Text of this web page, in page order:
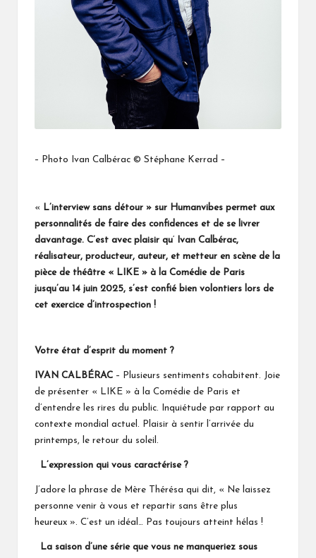
– Photo Ivan Calbérac © Stéphane Kerrad –
«
L’interview sans détour » sur Humanvibes permet aux
personnalités de faire des confidences et de se livrer
davantage. C’est avec plaisir qu
Ivan Calbérac,
réalisateur, producteur, auteur, et metteur en scène de la
pièce de théâtre « LIKE » à la Comédie de Paris
jusqu’au 14 juin 2025, s’est confié bien volontiers lors de
cet exercice d’introspection !
Votre état d’esprit du moment ?
IVAN CALBÉRAC – Plusieurs sentiments cohabitent. Joie
de présenter « LIKE » à la Comédie de Paris et
d’entendre les rires du public. Inquiétude par rapport au
contexte mondial actuel. Plaisir à sentir l’arrivée du
printemps, le retour du soleil.
L’expression qui vous caractérise ?
J’adore la phrase de Mère Thérésa qui dit, « Ne laissez
personne venir à vous et repartir sans être plus
heureux ». C’est un idéal… Pas toujours atteint hélas !
La saison d’une série que vous ne manqueriez sous